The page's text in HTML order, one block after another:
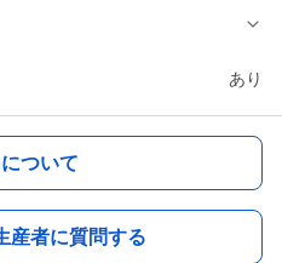
あり
ついて
産者に質問する